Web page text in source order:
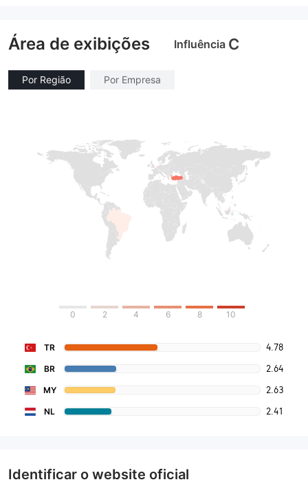
Área de exibições Influência C
Por Região Por Empresa
0 2 4 6 8 10
TR 4.78
BR 2.64
MY 2.63
NL 2.41
Identificar o website oficial